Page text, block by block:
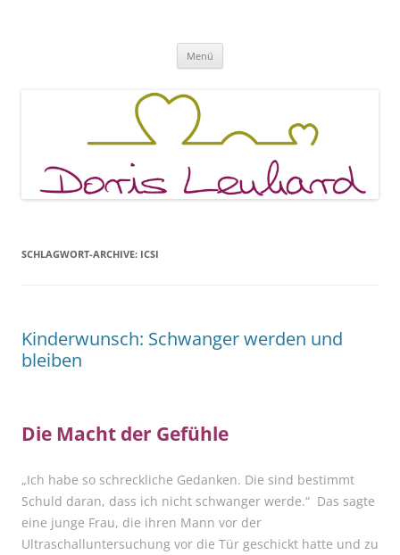
Menü
SCHLAGWORT-ARCHIVE: ICSI
Kinderwunsch: Schwanger werden und
bleiben
Die Macht der Gefühle
„Ich habe so schreckliche Gedanken. Die sind bestimmt
Schuld daran, dass ich nicht schwanger werde.“ Das sagte
eine junge Frau, die ihren Mann vor der
Ultraschalluntersuchung vor die Tür geschickt hatte und zu